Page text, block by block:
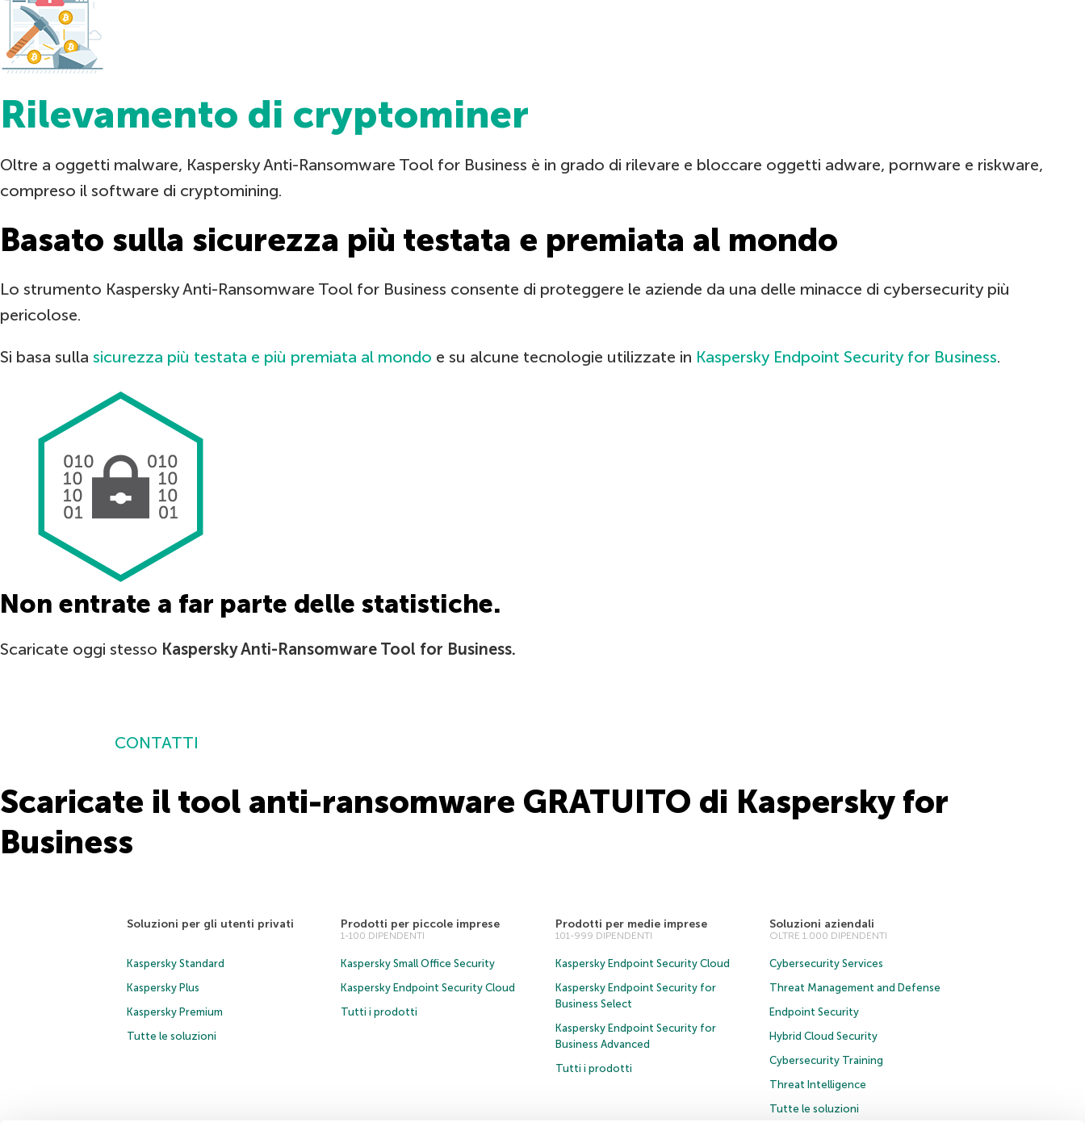
Rilevamento di cryptominer
Oltre a oggetti malware, Kaspersky Anti-Ransomware Tool for Business è in grado di rilevare e bloccare oggetti adware, pornware e riskware,
compreso il software di cryptomining.
Basato sulla sicurezza più testata e premiata al mondo
Lo strumento Kaspersky Anti-Ransomware Tool for Business consente di proteggere le aziende da una delle minacce di cybersecurity più
pericolose.
Si basa sulla sicurezza più testata e più premiata al mondo e su alcune tecnologie utilizzate in Kaspersky Endpoint Security for Business.
Non entrate a far parte delle statistiche.
Scaricate oggi stesso Kaspersky Anti-Ransomware Tool for Business.
CONTATTI
Scaricate il tool anti-ransomware GRATUITO di Kaspersky for
Business
Soluzioni per gli utenti privati
Kaspersky Standard
Kaspersky Plus
Kaspersky Premium
Tutte le soluzioni
Prodotti per piccole imprese
1-100 DIPENDENTI
Kaspersky Small Office Security
Kaspersky Endpoint Security Cloud
Tutti i prodotti
Prodotti per medie imprese
101-999 DIPENDENTI
Kaspersky Endpoint Security Cloud
Kaspersky Endpoint Security for
Business Select
Kaspersky Endpoint Security for
Business Advanced
Tutti i prodotti
Soluzioni aziendali
OLTRE 1.000 DIPENDENTI
Cybersecurity Services
Threat Management and Defense
Endpoint Security
Hybrid Cloud Security
Cybersecurity Training
Threat Intelligence
Tutte le soluzioni